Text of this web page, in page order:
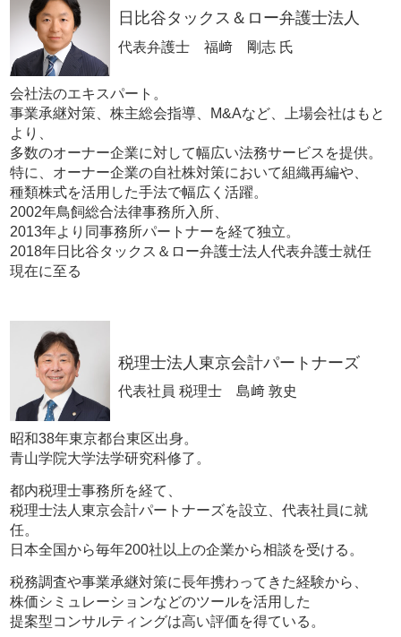
日比谷タックス＆ロー弁護士法人
代表弁護士 福﨑 剛志 氏
会社法のエキスパート。
事業承継対策、株主総会指導、M&Aなど、上場会社はもと
より、
多数のオーナー企業に対して幅広い法務サービスを提供。
特に、オーナー企業の自社株対策において組織再編や、
種類株式を活用した手法で幅広く活躍。
2002年鳥飼総合法律事務所入所、
2013年より同事務所パートナーを経て独立。
2018年日比谷タックス＆ロー弁護士法人代表弁護士就任
現在に至る
税理士法人東京会計パートナーズ
代表社員 税理士 島﨑 敦史
昭和38年東京都台東区出身。
青山学院大学法学研究科修了。
都内税理士事務所を経て、
税理士法人東京会計パートナーズを設立、代表社員に就
任。
日本全国から毎年200社以上の企業から相談を受ける。
税務調査や事業承継対策に長年携わってきた経験から、
株価シミュレーションなどのツールを活用した
提案型コンサルティングは高い評価を得ている。